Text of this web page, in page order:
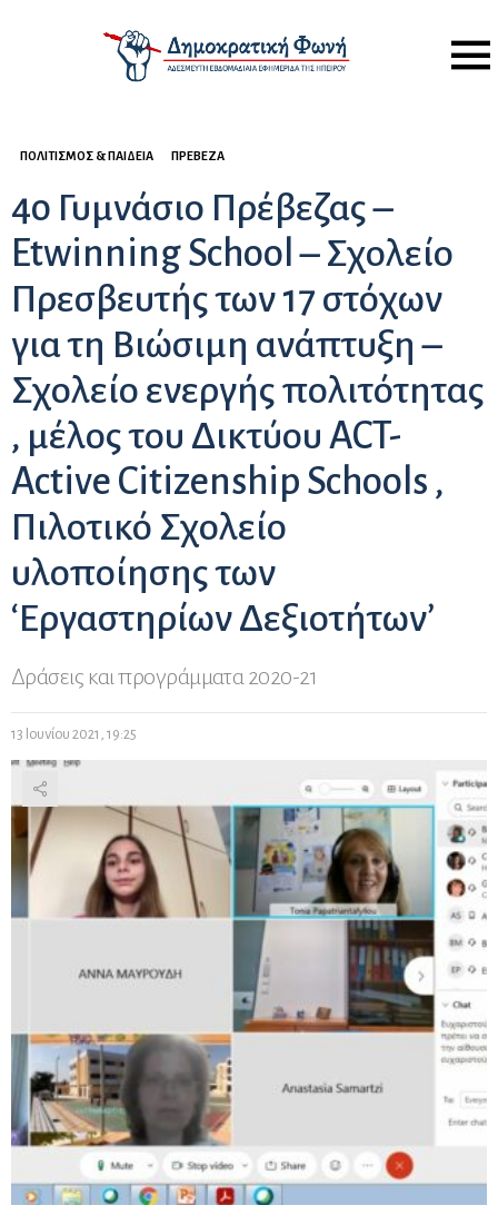
Menu
ΠΟΛΙΤΙΣΜΌΣ & ΠΑΙΔΕΊΑ ΠΡΈΒΕΖΑ
4o Γυμνάσιο Πρέβεζας –
Etwinning School – Σχολείο
Πρεσβευτής των 17 στόχων
για τη Βιώσιμη ανάπτυξη –
Σχολείο ενεργής πολιτότητας
, μέλος του Δικτύου ACT-
Active Citizenship Schools ,
Πιλοτικό Σχολείο
υλοποίησης των
‘Εργαστηρίων Δεξιοτήτων’
Δράσεις και προγράμματα 2020-21
13 Ιουνίου 2021, 19:25